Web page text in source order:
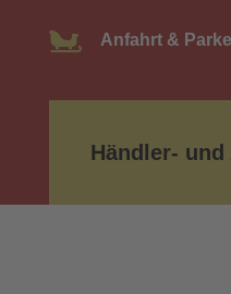
 Anfahrt &
Händler-